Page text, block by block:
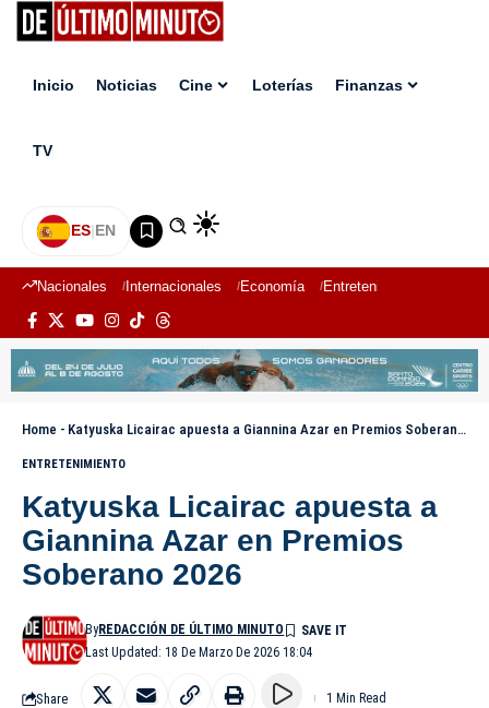
Inicio Noticias Cine Loterías Finanzas
TV
ES|EN
Nacionales Internacionales Economía Entretenimiento
Home - Katyuska Licairac apuesta a Giannina Azar en Premios Soberano 2026
ENTRETENIMIENTO
Katyuska Licairac apuesta a
Giannina Azar en Premios
Soberano 2026
Last Updated: 18 De Marzo De 2026 18:04
ByREDACCIÓN DE ÚLTIMO MINUTO
Share 1 Min Read